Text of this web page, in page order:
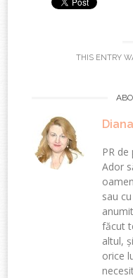
THIS ENTRY
PR
Ador
sau
făcut
altul,
orice